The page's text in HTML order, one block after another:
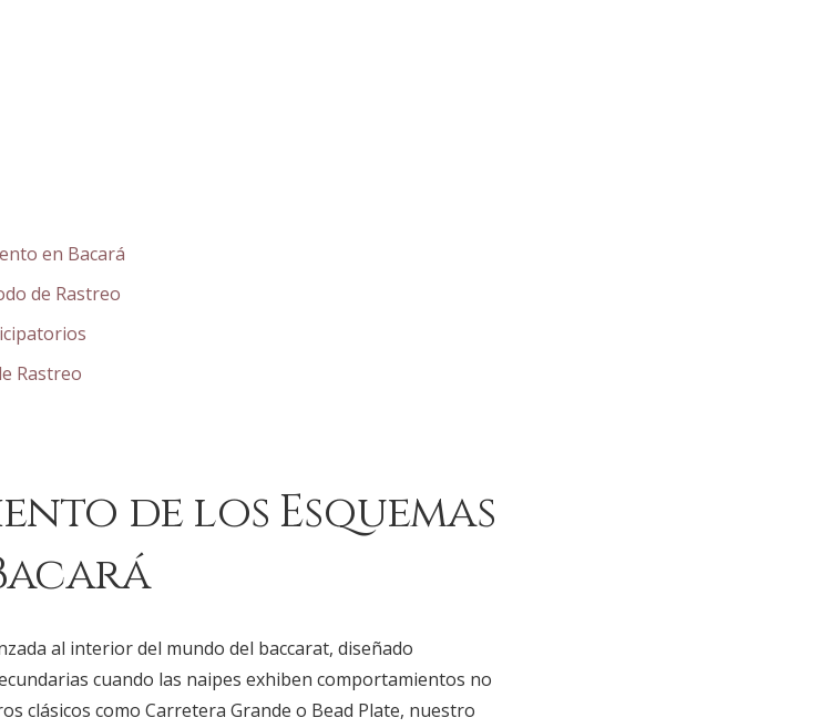
en Bacará
de Rastreo
Rastreo
de los Esquemas
al interior del mundo del baccarat, diseñado
cuando las naipes exhiben comportamientos no
clásicos como Carretera Grande o Bead Plate, nuestro